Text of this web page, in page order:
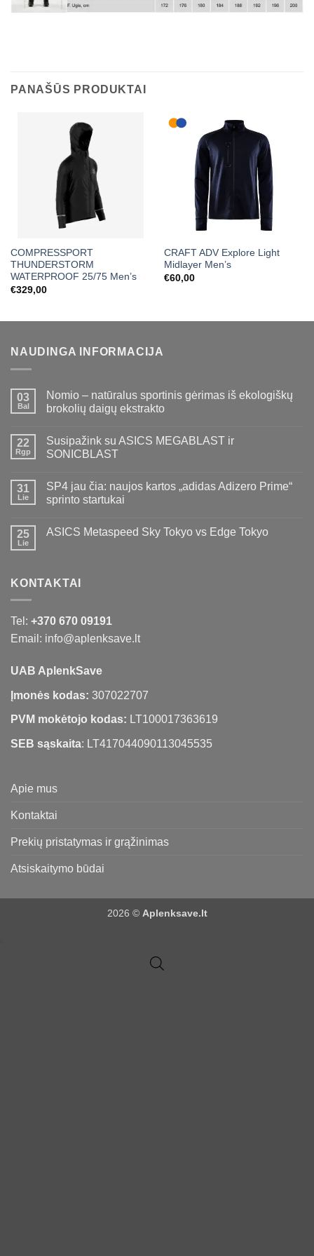
PANAŠŪS PRODUKTAI
COMPRESSPORT
THUNDERSTORM
WATERPROOF 25/75 Men’s
€329,00
CRAFT ADV Explore Light
Midlayer Men’s
€60,00
NAUDINGA INFORMACIJA
03
Bal
Nomio – natūralus sportinis gėrimas iš ekologiškų
brokolių daigų ekstrakto
22
Rgp
Susipažink su ASICS MEGABLAST ir
SONICBLAST
31
Lie
SP4 jau čia: naujos kartos „adidas Adizero Prime“
sprinto startukai
25
Lie
ASICS Metaspeed Sky Tokyo vs Edge Tokyo
KONTAKTAI
Tel: +370 670 09191
Email: info@aplenksave.lt
UAB AplenkSave
Įmonės kodas: 307022707
PVM mokėtojo kodas: LT100017363619
SEB sąskaita: LT417044090113045535
Apie mus
Kontaktai
Prekių pristatymas ir grąžinimas
Atsiskaitymo būdai
2026 © Aplenksave.lt